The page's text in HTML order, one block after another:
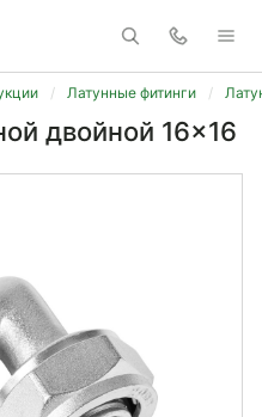
Латунные фитинги
двойной 16x16